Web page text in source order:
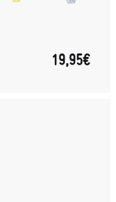
19,95€